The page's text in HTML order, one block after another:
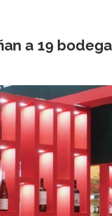
a 19